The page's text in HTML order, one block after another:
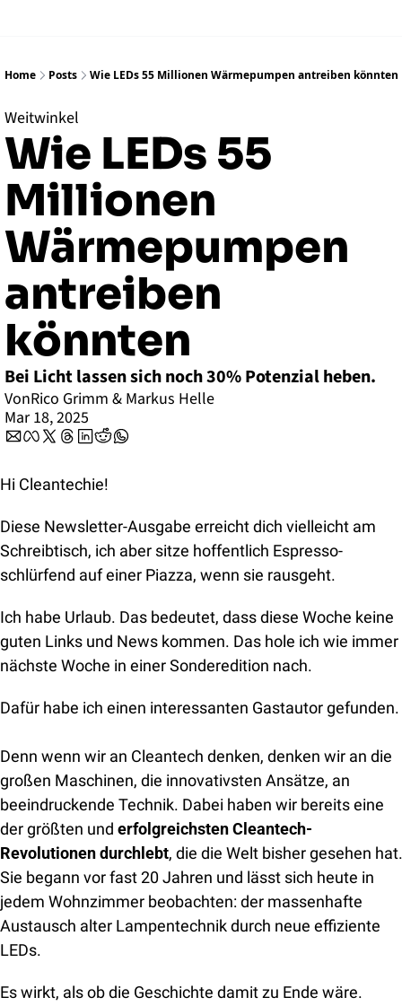
Home Posts Wie LEDs 55 Millionen Wärmepumpen antreiben könnten
Weitwinkel
Wie LEDs 55
Millionen
Wärmepumpen
antreiben
könnten
Bei Licht lassen sich noch 30% Potenzial heben.
VonRico Grimm & Markus Helle
Mar 18, 2025
Hi Cleantechie!
Diese Newsletter-Ausgabe erreicht dich vielleicht am
Schreibtisch, ich aber sitze hoffentlich Espresso-
schlürfend auf einer Piazza, wenn sie rausgeht.
Ich habe Urlaub. Das bedeutet, dass diese Woche keine
guten Links und News kommen. Das hole ich wie immer
nächste Woche in einer Sonderedition nach.
Dafür habe ich einen interessanten Gastautor gefunden.
Denn wenn wir an Cleantech denken, denken wir an die
großen Maschinen, die innovativsten Ansätze, an
beeindruckende Technik. Dabei haben wir bereits eine
der größten und erfolgreichsten Cleantech-
Revolutionen durchlebt, die die Welt bisher gesehen hat.
Sie begann vor fast 20 Jahren und lässt sich heute in
jedem Wohnzimmer beobachten: der massenhafte
Austausch alter Lampentechnik durch neue effiziente
LEDs.
Es wirkt, als ob die Geschichte damit zu Ende wäre.